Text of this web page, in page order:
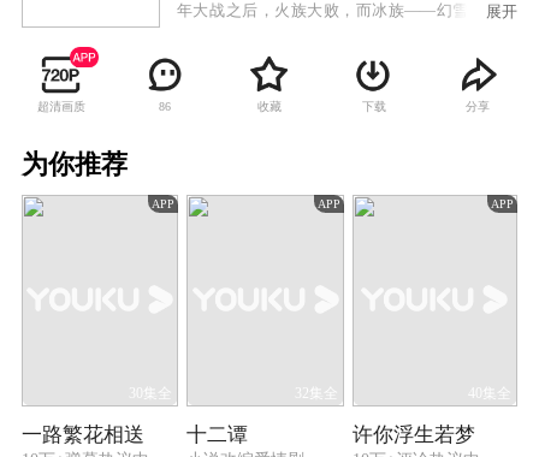
年大战之后，火族大败，而冰族——幻雪王国王
王位更迭过程中，卡索先后失去爱人和弟弟樱空
释。登上王位后，卡索意外发现冰族圣地幻雪神
山内有邪恶力量存在，他和六位身怀绝技的部族
谋。期间卡索也费尽艰辛寻找失散的爱人和弟
展开
超清画质 86 收藏 下载 分享
为你推荐
APP
30集全
一路繁花相送
APP
32集全
十二谭
APP
40集全
许你浮生若梦